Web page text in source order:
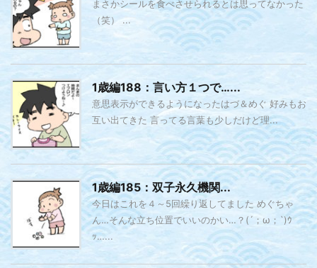
まさかシールを食べさせられるとは思ってなかった
（笑） ...
1歳編188：言い方１つで…...
意思表示ができるようになったはづ＆めぐ 好みもお
互い出てきた 言ってる言葉も少しだけど理...
1歳編185：双子永久機関...
今日はこれを４～5回繰り返してました めぐちゃ
ん…そんな立ち位置でいいのかい…？(´；ω；`)ｳ
ｯ…...